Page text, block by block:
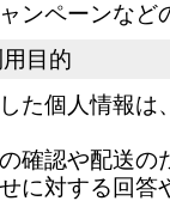
ンペーンなど
目的
た個人情報は
確認や配送の
に対する回